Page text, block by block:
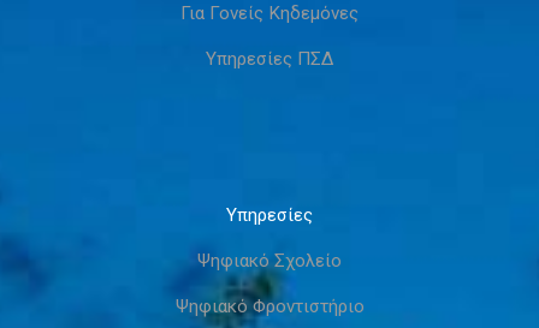
Για Γονείς Κηδεμόνες
Υπηρεσίες ΠΣΔ
Υπηρεσίες
Ψηφιακό Σχολείο
Ψηφιακό Φροντιστήριο